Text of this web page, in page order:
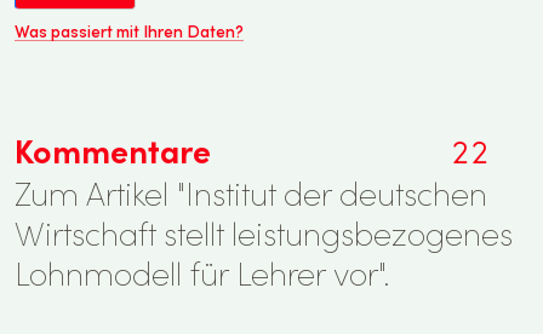
Was passiert mit Ihren Daten?
Kommentare
22
Zum Artikel "Institut der deutschen
Wirtschaft stellt leistungsbezogenes
Lohnmodell für Lehrer vor".